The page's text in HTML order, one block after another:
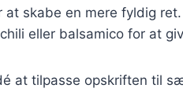
at skabe en mere fyldig
eller balsamico for at
at tilpasse opskriften til